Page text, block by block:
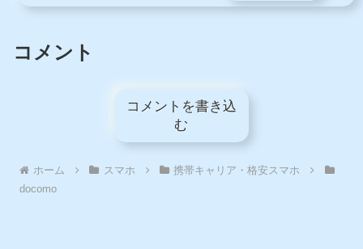
コメント
コメントを書き込
む
ホーム スマホ
携帯キャリア・格安スマホ
docomo